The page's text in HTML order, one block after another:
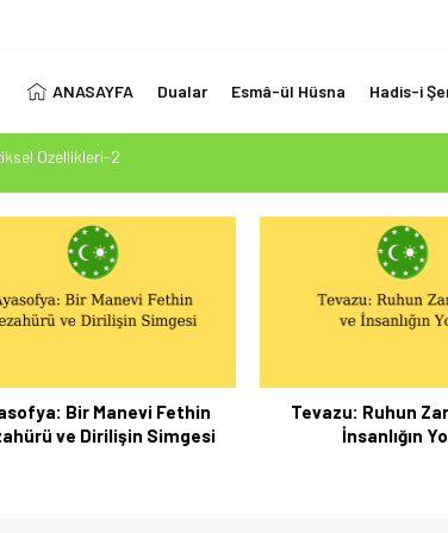
ANASAYFA Dualar Esmâ-ül Hüsna Hadis-i
Kur’an-ı Kerim’in Önceki Kitapları Tasdiki ve Tahrifleri
Mehdi Mesih’in Gelişi Kitabımız 26.07.2026 Tarihinde
7 Dilde Yazılışı
SİZİ ALDATMASIN
Özellikleri-2
Bir Manevi Fethin
ve Dirilişin Simgesi
Tevazu: Ruhun
İnsanlığın